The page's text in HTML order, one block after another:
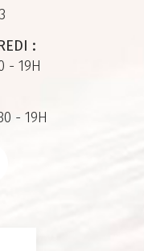
:
- 19H
- 19H